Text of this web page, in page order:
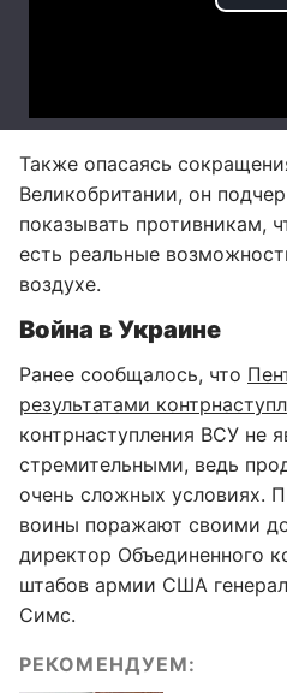
Также опасаясь
Великобритании, он
показывать противникам,
есть реальные
воздухе.
Война в Украине
Ранее сообщалось, что
результатами
контрнаступления ВСУ не
стремительными, ведь
очень сложных условиях.
воины поражают своими
директор Объединенного
штабов армии США
Симс.
РЕКОМЕНДУЕМ: